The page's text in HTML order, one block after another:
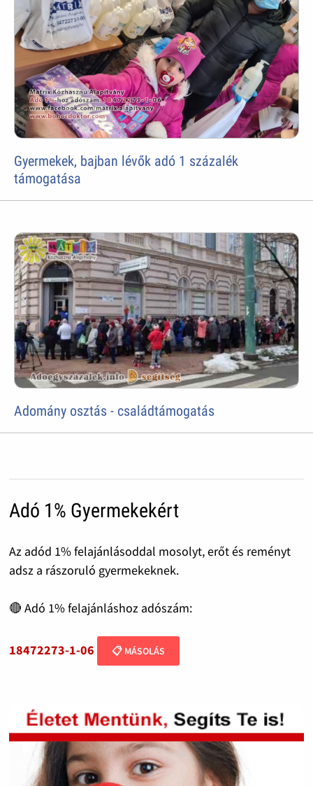
Gyermekek, bajban lévők adó 1 százalék
támogatása
Adomány osztás - családtámogatás
Adó 1% Gyermekekért
Az adód 1% felajánlásoddal mosolyt, erőt és reményt
adsz a rászoruló gyermekeknek.
🔴 Adó 1% felajánláshoz adószám:
18472273-1-06 📋 MÁSOLÁS